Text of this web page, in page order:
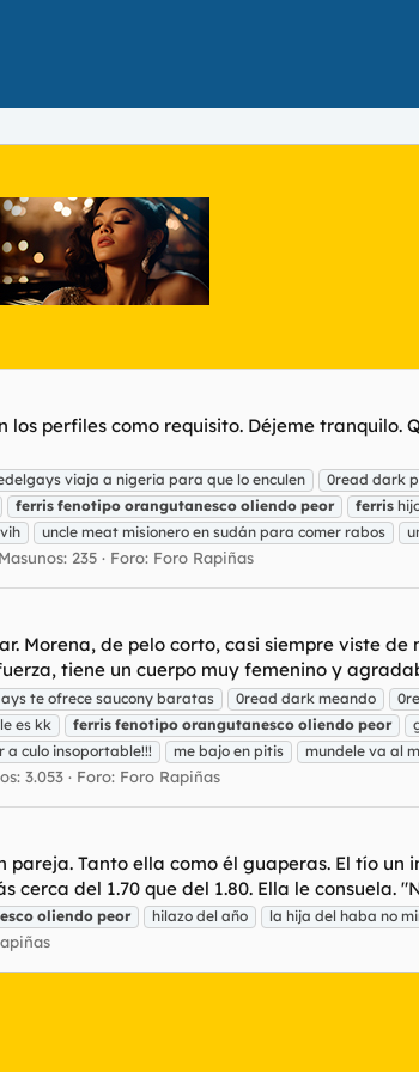
perfiles como requisito. Déjeme tranquilo.
viaja a nigeria para que lo enculen
0read dark
ferris fenotipo orangutanesco oliendo peor ferris
uncle meat misionero en sudán para comer rabos
Masunos: 235 Foro: Foro Rapiñas
Morena, de pelo corto, casi siempre viste de
tiene un cuerpo muy femenino y
te ofrece saucony baratas 0read dark meando
es kk ferris fenotipo orangutanesco oliendo peor
a culo insoportable!!! me bajo en pitis mundele va al
3.053 Foro: Foro Rapiñas
Tanto ella como él guaperas. El tío
del 1.70 que del 1.80. Ella le consuela.
oliendo peor hilazo del año la hija del haba no